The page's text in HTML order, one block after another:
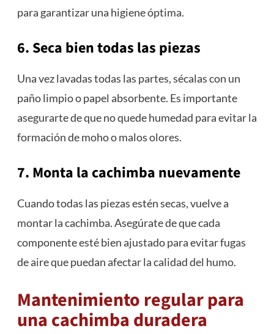
para garantizar una higiene óptima.
6. Seca bien todas las piezas
Una vez lavadas todas las partes, sécalas con un
paño limpio o papel absorbente. Es importante
asegurarte de que no quede humedad para evitar la
formación de moho o malos olores.
7. Monta la cachimba nuevamente
Cuando todas las piezas estén secas, vuelve a
montar la cachimba. Asegúrate de que cada
componente esté bien ajustado para evitar fugas
de aire que puedan afectar la calidad del humo.
Mantenimiento regular para
una cachimba duradera